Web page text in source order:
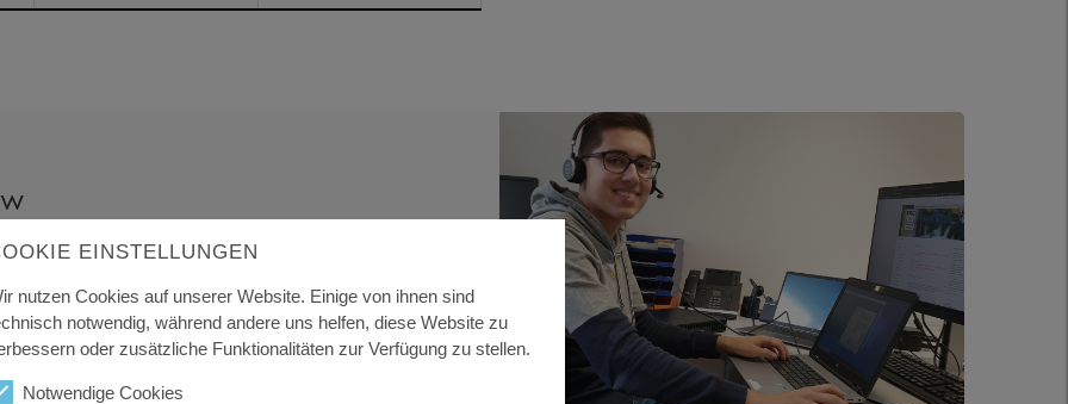
zur
Verwaltungsinformatiker am
EINSTELLUNGEN
nutzen Cookies auf unserer Website. Einige von ihnen sind
notwendig, während andere uns helfen, diese Website zu
oder zusätzliche Funktionalitäten zur Verfügung zu stellen.
Notwendige Cookies